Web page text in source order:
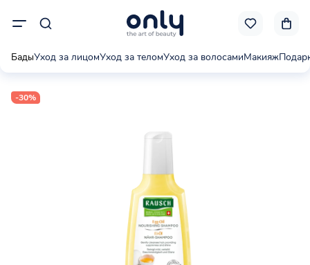
БадыУход за лицомУход за теломУход за волосамиМакияж
-30%